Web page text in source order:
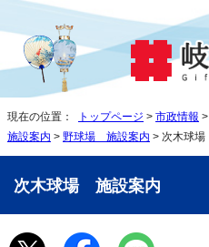
現在の位置： トップページ > 市政情報 >
施設案内 > 野球場 施設案内 > 次木球
次木球場 施設案内